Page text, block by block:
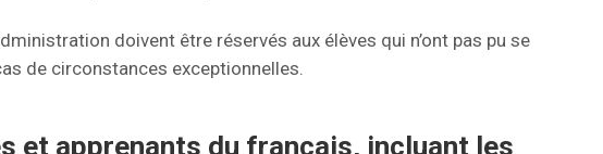
doivent être réservés aux élèves qui n’ont pas pu se
de circonstances exceptionnelles.
et apprenants du français, incluant les